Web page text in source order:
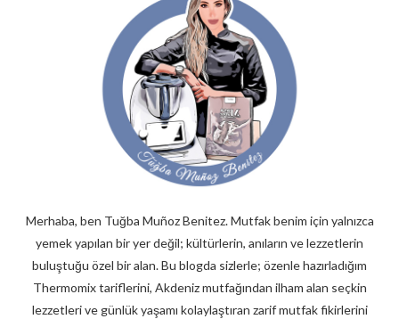
Merhaba, ben Tuğba Muñoz Benitez. Mutfak benim için yalnızca
yemek yapılan bir yer değil; kültürlerin, anıların ve lezzetlerin
buluştuğu özel bir alan. Bu blogda sizlerle; özenle hazırladığım
Thermomix tariflerini, Akdeniz mutfağından ilham alan seçkin
lezzetleri ve günlük yaşamı kolaylaştıran zarif mutfak fikirlerini